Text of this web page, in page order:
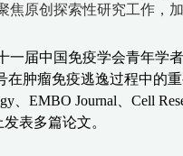
原创探索性研究工作，加
一届中国免疫学会青年学
在肿瘤免疫逃逸过程中的
EMBO Journal Cell
表多篇论文。